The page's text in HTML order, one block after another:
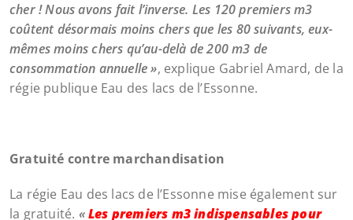
cher ! Nous avons fait l’inverse. Les 120 premiers m3
coûtent désormais moins chers que les 80 suivants, eux-
mêmes moins chers qu’au-delà de 200 m3 de
consommation annuelle », explique Gabriel Amard, de la
régie publique Eau des lacs de l’Essonne.
Gratuité contre marchandisation
La régie Eau des lacs de l’Essonne mise également sur
la gratuité. «Les premiers m3 indispensables pour